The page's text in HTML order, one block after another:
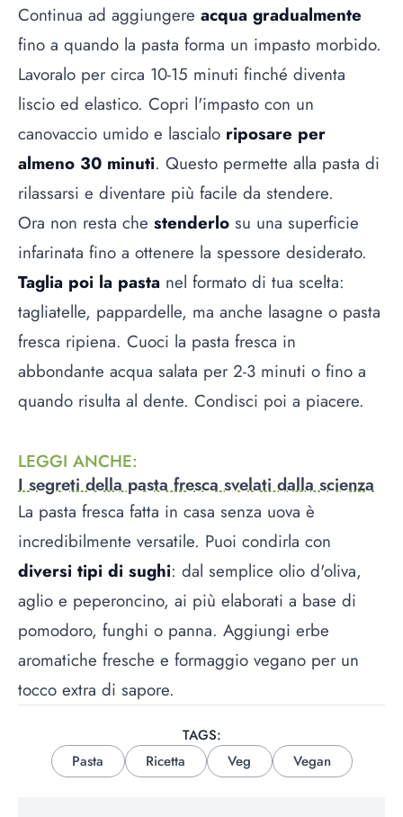
Continua ad aggiungere acqua gradualmente
fino a quando la pasta forma un impasto morbido.
Lavoralo per circa 10-15 minuti finché diventa
liscio ed elastico. Copri l'impasto con un
canovaccio umido e lascialo riposare per
almeno 30 minuti. Questo permette alla pasta di
rilassarsi e diventare più facile da stendere.
Ora non resta che stenderlo su una superficie
infarinata fino a ottenere la spessore desiderato.
Taglia poi la pasta nel formato di tua scelta:
tagliatelle, pappardelle, ma anche lasagne o pasta
fresca ripiena. Cuoci la pasta fresca in
abbondante acqua salata per 2-3 minuti o fino a
quando risulta al dente. Condisci poi a piacere.
LEGGI ANCHE:
I segreti della pasta fresca svelati dalla scienza
La pasta fresca fatta in casa senza uova è
incredibilmente versatile. Puoi condirla con
diversi tipi di sughi: dal semplice olio d'oliva,
aglio e peperoncino, ai più elaborati a base di
pomodoro, funghi o panna. Aggiungi erbe
aromatiche fresche e formaggio vegano per un
tocco extra di sapore.
TAGS:
Pasta
Ricetta Veg Vegan